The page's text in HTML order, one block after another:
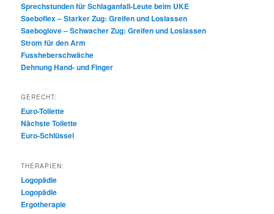
Sprechstunden für Schlaganfall-Leute beim UKE
Saeboflex – Starker Zug: Greifen und Loslassen
Saeboglove – Schwacher Zug: Greifen und Loslassen
Strom für den Arm
Fussheberschwäche
Dehnung Hand- und Finger
GERECHT:
Euro-Toilette
Nächste Toilette
Euro-Schlüssel
THERAPIEN:
Logopädie
Logopädie
Ergotherapie